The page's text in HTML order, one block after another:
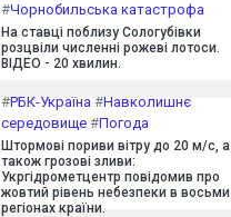
#Чорнобильська катастрофа
На ставці поблизу Сологубівки
розцвіли численні рожеві лотоси.
ВІДЕО - 20 хвилин.
#РБК-Україна #Навколишнє
середовище #Погода
Штормові пориви вітру до 20 м/с, а
також грозові зливи:
Укргідрометцентр повідомив про
жовтий рівень небезпеки в восьми
регіонах країни.